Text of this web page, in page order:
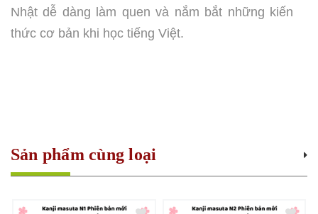
Nhật dễ dàng làm quen và nắm bắt những kiến
thức cơ bản khi học tiếng Việt.
Sản phẩm cùng loại